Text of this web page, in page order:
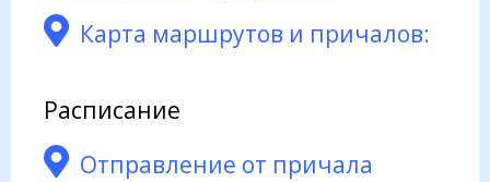
Карта маршрутов и причалов:
Расписание
Отправление от причала